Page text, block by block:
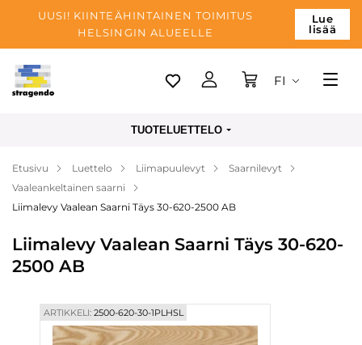
UUSI! KIINTEÄHINTAINEN TOIMITUS
HELSINGIN ALUEELLE
Lue
lisää
Tallinn
Maksu
Yrityksen
Blogi
Yhteystiedot
FI
TUOTELUETTELO
Etusivu Luettelo Liimapuulevyt
Saarnilevyt
Vaaleankeltainen saarni
Liimalevy Vaalean Saarni Täys 30-620-2500 AB
Liimalevy Vaalean Saarni Täys 30-620-
2500 AB
ARTIKKELI:2500-620-30-1PLHSL